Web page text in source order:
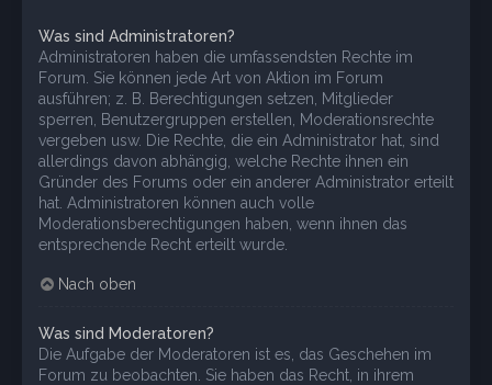
Was sind Administratoren?
Administratoren haben die umfassendsten Rechte im
Forum. Sie können jede Art von Aktion im Forum
ausführen; z. B. Berechtigungen setzen, Mitglieder
sperren, Benutzergruppen erstellen, Moderationsrechte
vergeben usw. Die Rechte, die ein Administrator hat, sind
allerdings davon abhängig, welche Rechte ihnen ein
Gründer des Forums oder ein anderer Administrator erteilt
hat. Administratoren können auch volle
Moderationsberechtigungen haben, wenn ihnen das
entsprechende Recht erteilt wurde.
Nach oben
Was sind Moderatoren?
Die Aufgabe der Moderatoren ist es, das Geschehen im
Forum zu beobachten. Sie haben das Recht, in ihrem